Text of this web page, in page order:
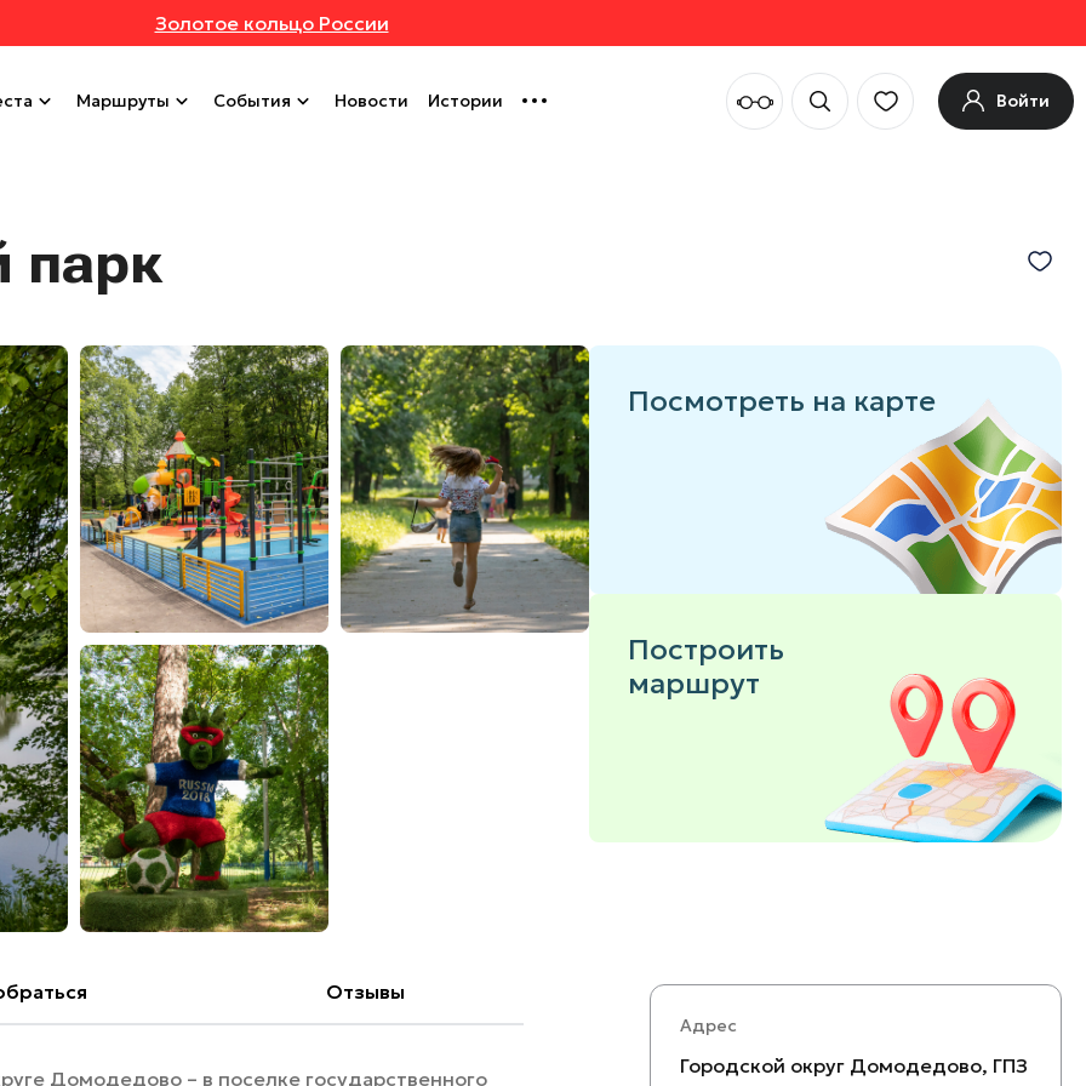
Золотое кольцо России
Маршруты События Новости Истории Войти
парк
Посмотреть на карте
Построить
маршрут
Отзывы
Домодедово – в поселке государственного
Адрес
Городской округ Домодедово, ГПЗ